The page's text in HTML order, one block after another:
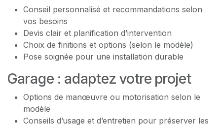
Conseil personnalisé et recommandations selon
vos besoins
Devis clair et planification d’intervention
Choix de finitions et options (selon le modèle)
Pose soignée pour une installation durable
Garage : adaptez votre projet
Options de manœuvre ou motorisation selon le
modèle
Conseils d’usage et d’entretien pour préserver les